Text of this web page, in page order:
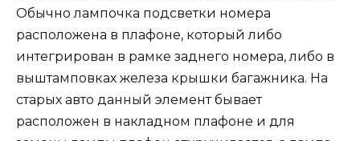
Обычно лампочка подсветки номера
расположена в плафоне, который либо
интегрирован в рамке заднего номера, либо в
выштамповках железа крышки багажника. На
старых авто данный элемент бывает
расположен в накладном плафоне и для